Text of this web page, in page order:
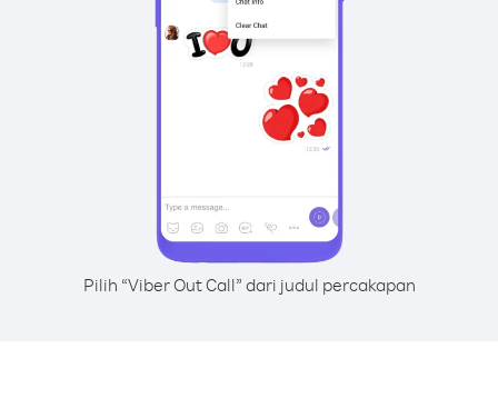
Pilih “Viber Out Call” dari judul percakapan